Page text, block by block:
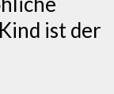
ist der